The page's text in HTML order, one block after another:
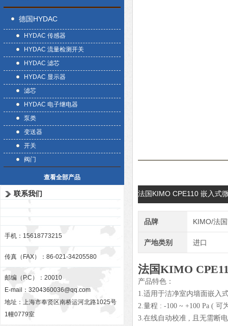
德国HYDAC
HYDAC 传感器
HYDAC 流量检测开关
HYDAC 滤芯
HYDAC 显示器
滤芯
HYDAC 电子继电器
泵类
变送器
开关
阀门
查看全部产品
联系我们
手机：15618773215
传真（FAX）：86-021-34205580
邮编（P.C）：20010
E-mail： 3204360036@qq.com
地址：上海市奉贤区南桥运河北路1025号
1幢0779室
法国KIMO CPE110 嵌入式
品牌 KIMO/法
产地类别 进口
法国KIMO
产品特色：
1.适用于洁净室内墙面嵌入
2.量程 : -100 ~ +100 Pa ( 可
3.在线自动校准 , 且无需断